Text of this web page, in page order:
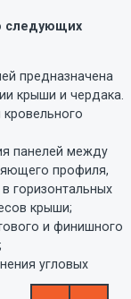
следующих
предназначена
крыши и чердака.
панелей между
профиля,
горизонтальных
крыши;
и финишного
угловых